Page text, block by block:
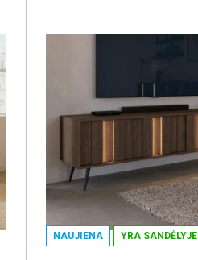
NAUJIENA YRA SANDĖLYJE